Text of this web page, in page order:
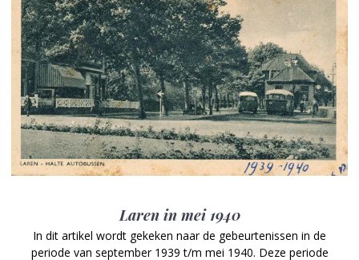
Laren in mei 1940
In dit artikel wordt gekeken naar de gebeurtenissen in de
periode van september 1939 t/m mei 1940. Deze periode